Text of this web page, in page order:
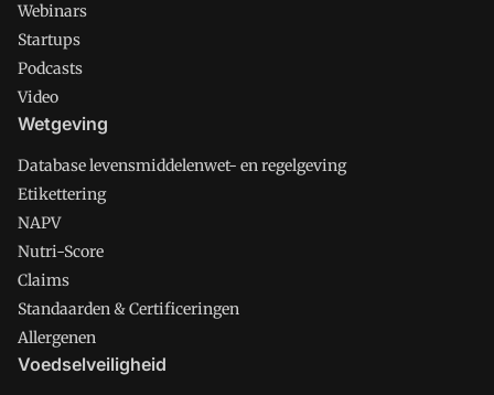
Webinars
Startups
Podcasts
Video
Wetgeving
Database levensmiddelenwet- en regelgeving
Etikettering
NAPV
Nutri-Score
Claims
Standaarden & Certificeringen
Allergenen
Voedselveiligheid